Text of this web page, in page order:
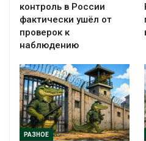
контроль в России
фактически ушёл от
проверок к
наблюдению
РАЗНОЕ